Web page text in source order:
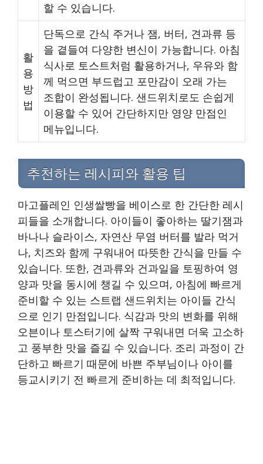
할 수 있습니다.
활
용
방
법
단독으로 간식 주거나 잼, 버터, 견과류 등
을 곁들여 다양한 변신이 가능합니다. 아침
식사로 토스트처럼 활용하거나, 우유와 함
께 먹으면 부드럽고 포만감이 오래 가는
조합이 완성됩니다. 샌드위치로도 손쉽게
이용할 수 있어 간단하지만 영양 만점인
메뉴입니다.
추천하는 레시피와 활용 팁
마고플레인 인생쌀빵을 베이스로 한 간단한 레시
피들을 소개합니다. 아이들이 좋아하는 딸기잼과
바나나 슬라이스, 자연산 무염 버터를 발라 먹거
나, 치즈와 함께 구워내어 따뜻한 간식을 만들 수
있습니다. 또한, 견과류와 건과일을 토핑하여 영
양과 맛을 동시에 챙길 수 있으며, 아침에 빠르게
준비할 수 있는 스트랩 샌드위치는 아이들 간식
으로 인기 만점입니다. 식감과 맛의 변화를 위해
오븐이나 토스터기에 살짝 구워내면 더욱 고소하
고 풍부한 맛을 즐길 수 있습니다. 조리 과정이 간
단하고 빠르기 때문에 바쁜 주부님이나 아이를
등교시키기 전 빠르게 준비하는 데 최적입니다.